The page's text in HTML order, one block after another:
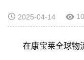
2025-04-14
在康宝莱全球物